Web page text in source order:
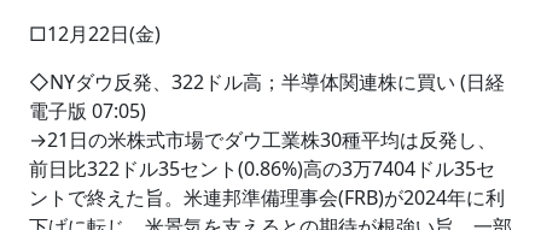
□12月22日(金)
◇NYダウ反発、322ドル高；半導体関連株に買い (日経
電子版 07:05)
→21日の米株式市場でダウ工業株30種平均は反発し、
前日比322ドル35セント(0.86%)高の3万7404ドル35セ
ントで終えた旨。米連邦準備理事会(FRB)が2024年に利